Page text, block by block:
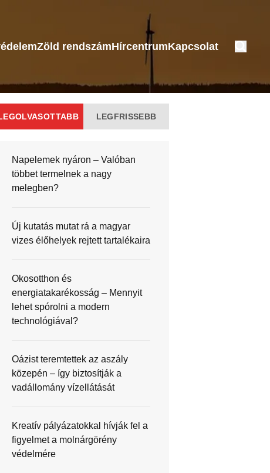
Zöld rendszámHírcentrumKapcsolat
LEGFRISSEBB
Napelemek nyáron – Valóban
többet termelnek a nagy
melegben?
Új kutatás mutat rá a magyar
vizes élőhelyek rejtett tartalékaira
Okosotthon és
energiatakarékosság – Mennyit
lehet spórolni a modern
technológiával?
Oázist teremtettek az aszály
közepén – így biztosítják a
vadállomány vízellátását
Kreatív pályázatokkal hívják fel a
figyelmet a molnárgörény
védelmére